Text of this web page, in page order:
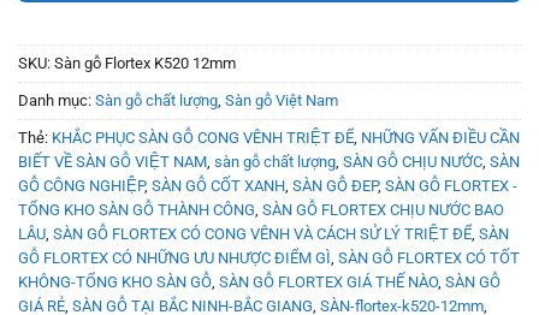
SKU: Sàn gỗ Flortex K520 12mm
Danh mục: Sàn gỗ chất lượng, Sàn gỗ Việt Nam
Thẻ: KHẮC PHỤC SÀN GỖ CONG VÊNH TRIỆT ĐỂ, NHỮNG VẤN ĐIỀU CẦN
BIẾT VỀ SÀN GỖ VIỆT NAM, sàn gỗ chất lượng, SÀN GỖ CHỊU NƯỚC, SÀN
GỖ CÔNG NGHIỆP, SÀN GỖ CỐT XANH, SÀN GỖ ĐEP, SÀN GỖ FLORTEX -
TỔNG KHO SÀN GỖ THÀNH CÔNG, SÀN GỖ FLORTEX CHỊU NƯỚC BAO
LÂU, SÀN GỖ FLORTEX CÓ CONG VÊNH VÀ CÁCH SỬ LÝ TRIỆT ĐỂ, SÀN
GỖ FLORTEX CÓ NHỮNG ƯU NHƯỢC ĐIỂM GÌ, SÀN GỖ FLORTEX CÓ TỐT
KHÔNG-TỔNG KHO SÀN GỖ, SÀN GỖ FLORTEX GIÁ THẾ NÀO, SÀN GỖ
GIÁ RẺ, SÀN GỖ TẠI BẮC NINH-BẮC GIANG, SÀN-flortex-k520-12mm,